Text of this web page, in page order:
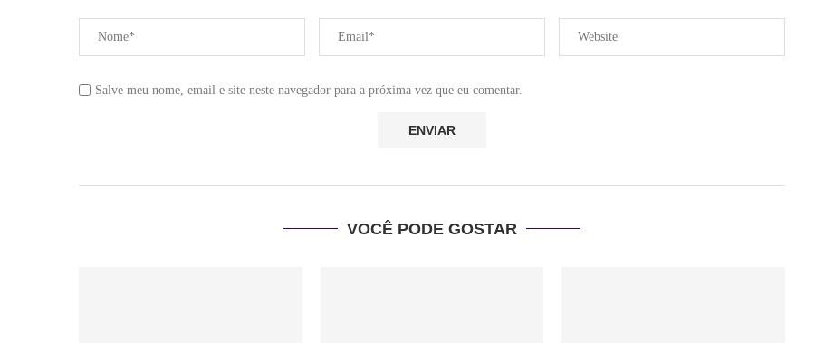
Salve meu nome, email e site neste navegador para a próxima vez que eu comentar.
VOCÊ PODE GOSTAR